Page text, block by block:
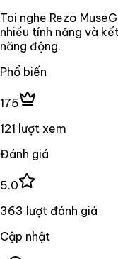
Tai nghe Rezo
nhiều tính năng và
năng động.
Phổ biến
175
121 lượt xem
Đánh giá
5.0
363 lượt đánh giá
Cập nhật